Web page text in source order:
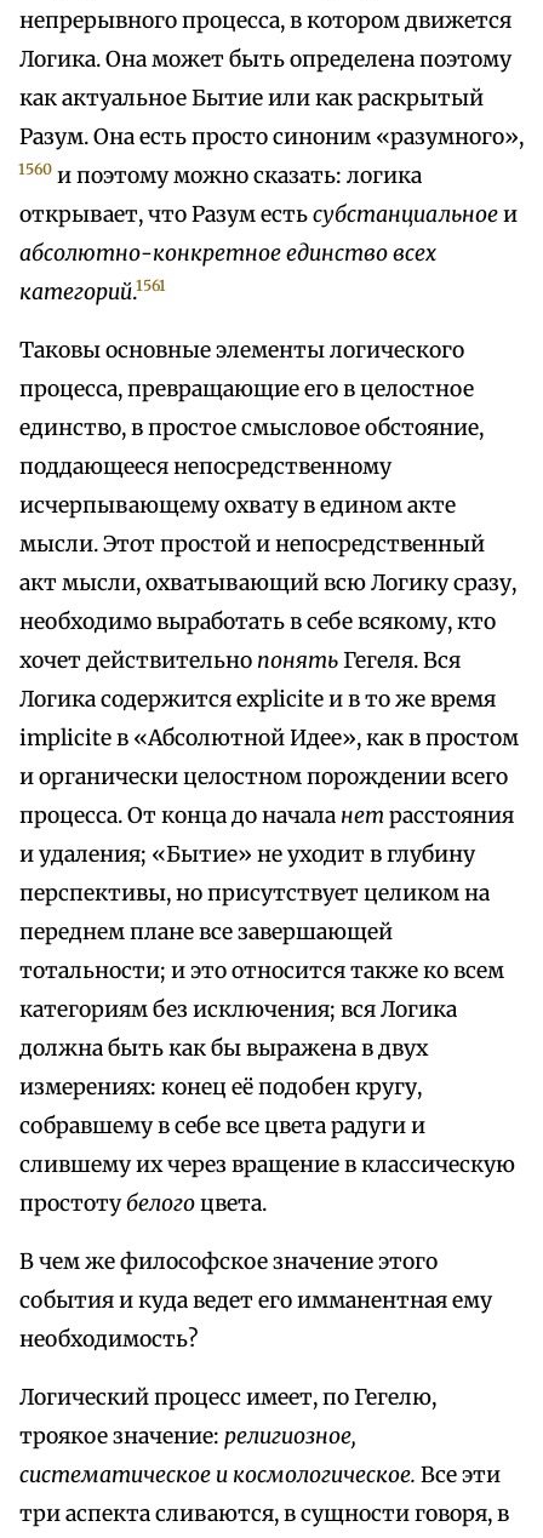
непрерывного процесса, в котором движется
Логика. Она может быть определена поэтому
как актуальное Бытие или как раскрытый
Разум. Она есть просто синоним «разумного»,
1560 и поэтому можно сказать: логика
открывает, что Разум естьсубстанциальноеи
абсолютно-конкретное единство всех
категорий.1561
Таковы основные элементы логического
процесса, превращающие его в целостное
единство, в простое смысловое обстояние,
поддающееся непосредственному
исчерпывающему охвату в едином акте
мысли. Этот простой и непосредственный
акт мысли, охватывающий всю Логику сразу,
необходимо выработать в себе всякому, кто
хочет действительно понятьГегеля. Вся
Логика содержится explicite и в то же время
implicite в «Абсолютной Идее», как в простом
и органически целостном порождении всего
процесса. От конца до начала нетрасстояния
и удаления; «Бытие» не уходит в глубину
перспективы, но присутствует целиком на
переднем плане все завершающей
тотальности; и это относится также ко всем
категориям без исключения; вся Логика
должна быть как бы выражена в двух
измерениях: конец её подобен кругу,
собравшему в себе все цвета радуги и
слившему их через вращение в классическую
простотубелогоцвета.
В чем же философское значение этого
события и куда ведет его имманентная ему
необходимость?
Логический процесс имеет, по Гегелю,
троякое значение: религиозное,
систематическое и космологическое. Все эти
три аспекта сливаются, в сущности говоря, в